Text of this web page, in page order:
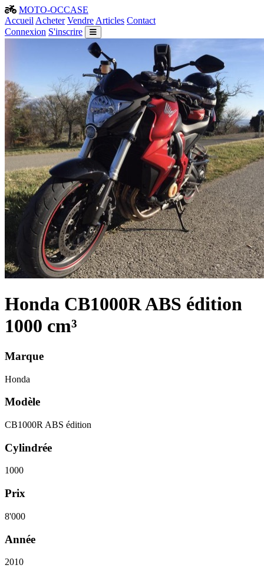
MOTO-OCCASE
Accueil Acheter Vendre Articles Contact
Connexion S'inscrire
Honda CB1000R ABS édition
1000 cm³
Marque
Honda
Modèle
CB1000R ABS édition
Cylindrée
1000
Prix
8'000
Année
2010